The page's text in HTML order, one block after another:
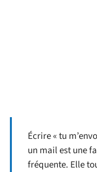
Écrire « tu
un mail est une
fréquente. Elle